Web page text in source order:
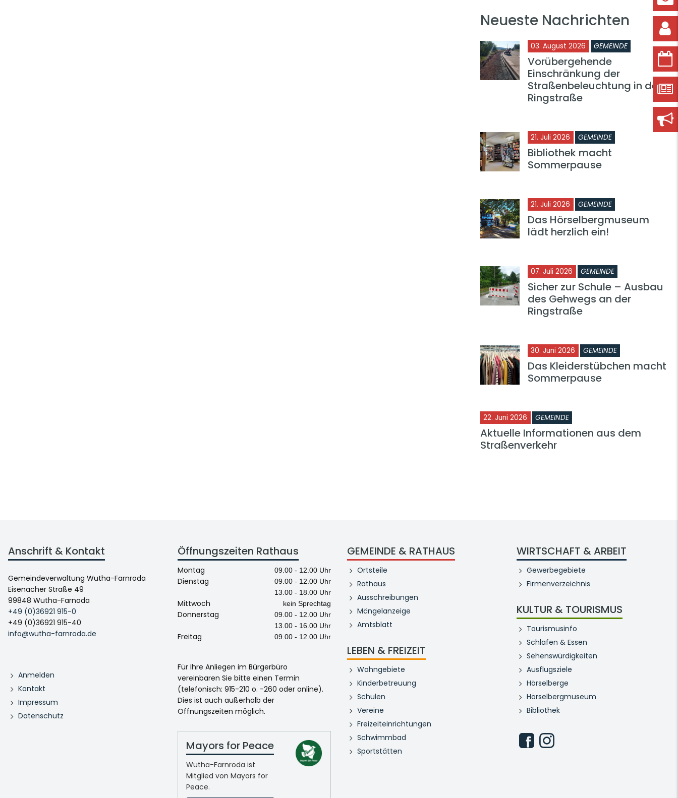
Neueste Nachrichten
03. August 2026 GEMEINDE
Vorübergehende
Einschränkung der
Straßenbeleuchtung in der
Ringstraße
21. Juli 2026 GEMEINDE
Bibliothek macht
Sommerpause
21. Juli 2026 GEMEINDE
Das Hörselbergmuseum
lädt herzlich ein!
07. Juli 2026 GEMEINDE
Sicher zur Schule – Ausbau
des Gehwegs an der
Ringstraße
30. Juni 2026 GEMEINDE
Das Kleiderstübchen macht
Sommerpause
22. Juni 2026 GEMEINDE
Aktuelle Informationen aus dem
Straßenverkehr
Anschrift & Kontakt
Gemeindeverwaltung Wutha-Farnroda
Eisenacher Straße 49
99848 Wutha-Farnoda
+49 (0)36921 915-0
+49 (0)36921 915-40
info@wutha-farnroda.de
Anmelden
Kontakt
Impressum
Datenschutz
Öffnungszeiten Rathaus
Montag 09.00 - 12.00 Uhr
Dienstag
09.00 - 12.00 Uhr
13.00 - 18.00 Uhr
Mittwoch kein Sprechtag
Donnerstag
09.00 - 12.00 Uhr
13.00 - 16.00 Uhr
Freitag 09.00 - 12.00 Uhr
Für Ihre Anliegen im Bürgerbüro
vereinbaren Sie bitte einen Termin
(telefonisch: 915-210 o. -260 oder online).
Dies ist auch außerhalb der
Öffnungszeiten möglich.
Mayors for Peace
Wutha-Farnroda ist
Mitglied von Mayors for
Peace.
GEMEINDE & RATHAUS
Ortsteile
Rathaus
Ausschreibungen
Mängelanzeige
Amtsblatt
LEBEN & FREIZEIT
Wohngebiete
Kinderbetreuung
Schulen
Vereine
Freizeiteinrichtungen
Schwimmbad
Sportstätten
WIRTSCHAFT & ARBEIT
Gewerbegebiete
Firmenverzeichnis
KULTUR & TOURISMUS
Tourismusinfo
Schlafen & Essen
Sehenswürdigkeiten
Ausflugsziele
Hörselberge
Hörselbergmuseum
Bibliothek